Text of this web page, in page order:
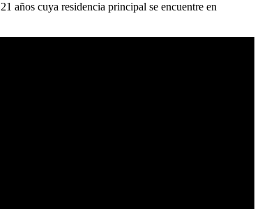
años cuya residencia principal se encuentre en